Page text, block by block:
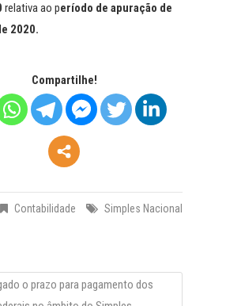
relativa ao período de apuração de
2020.
Compartilhe!
Contabilidade Simples Nacional
o prazo para pagamento dos